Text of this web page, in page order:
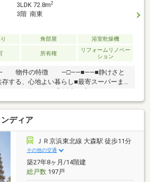
3LDK 72.8m2
3階 南東
角部屋 浴室乾燥機
所有権
リフォームリノベー
ション
物件の特徴 ―□――■――■静けさと
存する、心地よい暮らし■最寄スーパーま
会社ウィローズは、お客様の【生涯顧問】
からの紹介・リピート 成約率48％（2025
■目的から逆算した最適なご提案を、スピ
購入・売却・リフォーム・相続の専門チー
対応をさせていただきます。■提携ロー
上、買い替えのコンサル、充実のアフター
提供■未公開物件・弊社限定の物件、多
！
ディア
ＪＲ京浜東北線 大森駅 徒歩11分
その他の交通
築27年8ヶ月/14階建
総戸数197戸